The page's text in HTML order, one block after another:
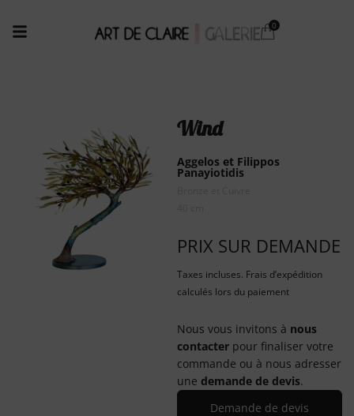
Wind
Aggelos et Filippos
Panayiotidis
PRIX SUR DEMANDE
Taxes incluses. Frais d’expédition
calculés lors du paiement
Nous vous invitons à nous
contacter pour finaliser votre
commande ou à nous adresser
une demande de devis.
Demande de devis